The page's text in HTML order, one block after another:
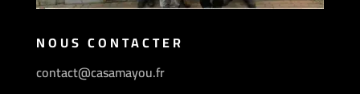
NOUS CONTACTER
contact@casamayou.fr